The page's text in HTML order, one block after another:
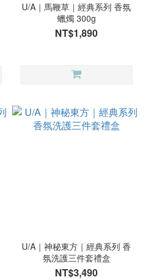
U/A｜馬鞭草｜經典系列 香氛
蠟燭 300g
NT$1,890
U/A｜神秘東方｜經典系列 香
氛洗護三件套禮盒
NT$3,490